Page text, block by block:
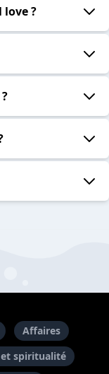
love ?
Affaires
spiritualité